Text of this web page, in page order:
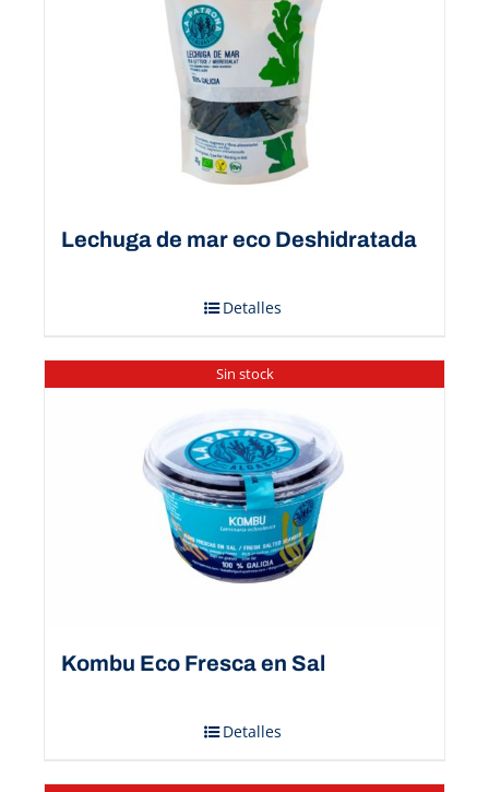
Lechuga de mar eco Deshidratada
Detalles
Sin stock
Kombu Eco Fresca en Sal
Detalles